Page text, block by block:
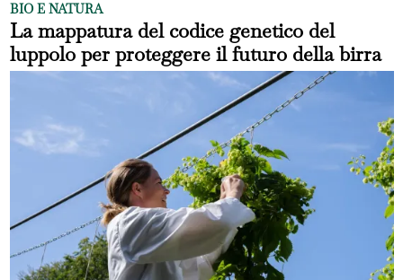
BIO E NATURA
La mappatura del codice genetico del
luppolo per proteggere il futuro della birra